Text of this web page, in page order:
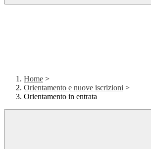
Home >
Orientamento e nuove iscrizioni >
Orientamento in entrata